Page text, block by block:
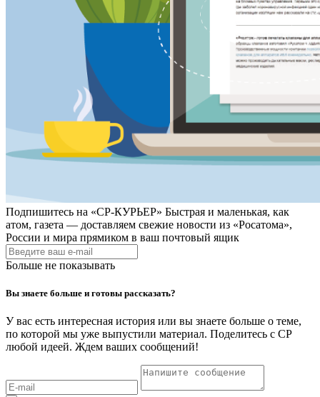
Подпишитесь на «СР-КУРЬЕР» Быстрая и маленькая, как
атом, газета — доставляем свежие новости из «Росатома»,
России и мира прямиком в ваш почтовый ящик
Больше не показывать
Вы знаете больше и готовы рассказать?
У вас есть интересная история или вы знаете больше о теме,
по которой мы уже выпустили материал. Поделитесь с СР
любой идеей. Ждем ваших сообщений!